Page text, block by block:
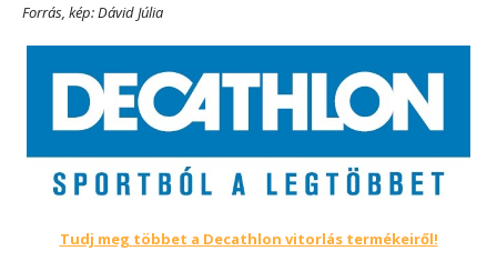
Forrás, kép: Dávid Júlia
Tudj meg többet a Decathlon vitorlás termékeiről!